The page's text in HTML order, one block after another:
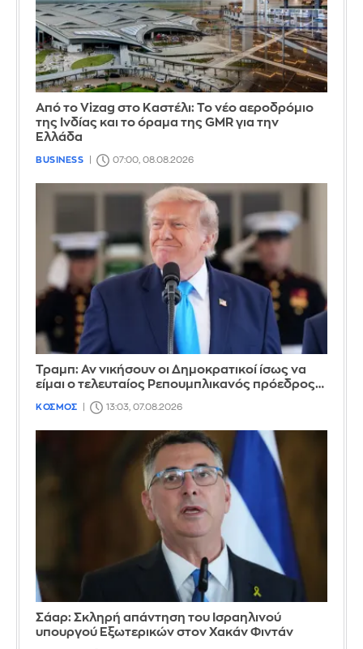
Από το Vizag στο Καστέλι: Το νέο αεροδρόμιο
της Ινδίας και το όραμα της GMR για την
Ελλάδα
BUSINESS 07:00, 08.08.2026
Τραμπ: Αν νικήσουν οι Δημοκρατικοί ίσως να
είμαι ο τελευταίος Ρεπουμπλικανός πρόεδρος…
ΚΟΣΜΟΣ 13:03, 07.08.2026
Σάαρ: Σκληρή απάντηση του Ισραηλινού
υπουργού Εξωτερικών στον Χακάν Φιντάν